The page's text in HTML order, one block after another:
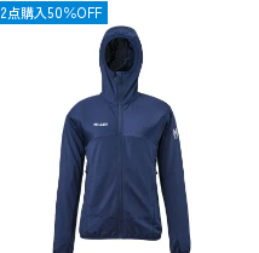
OUTLET
2点購入50％OFF